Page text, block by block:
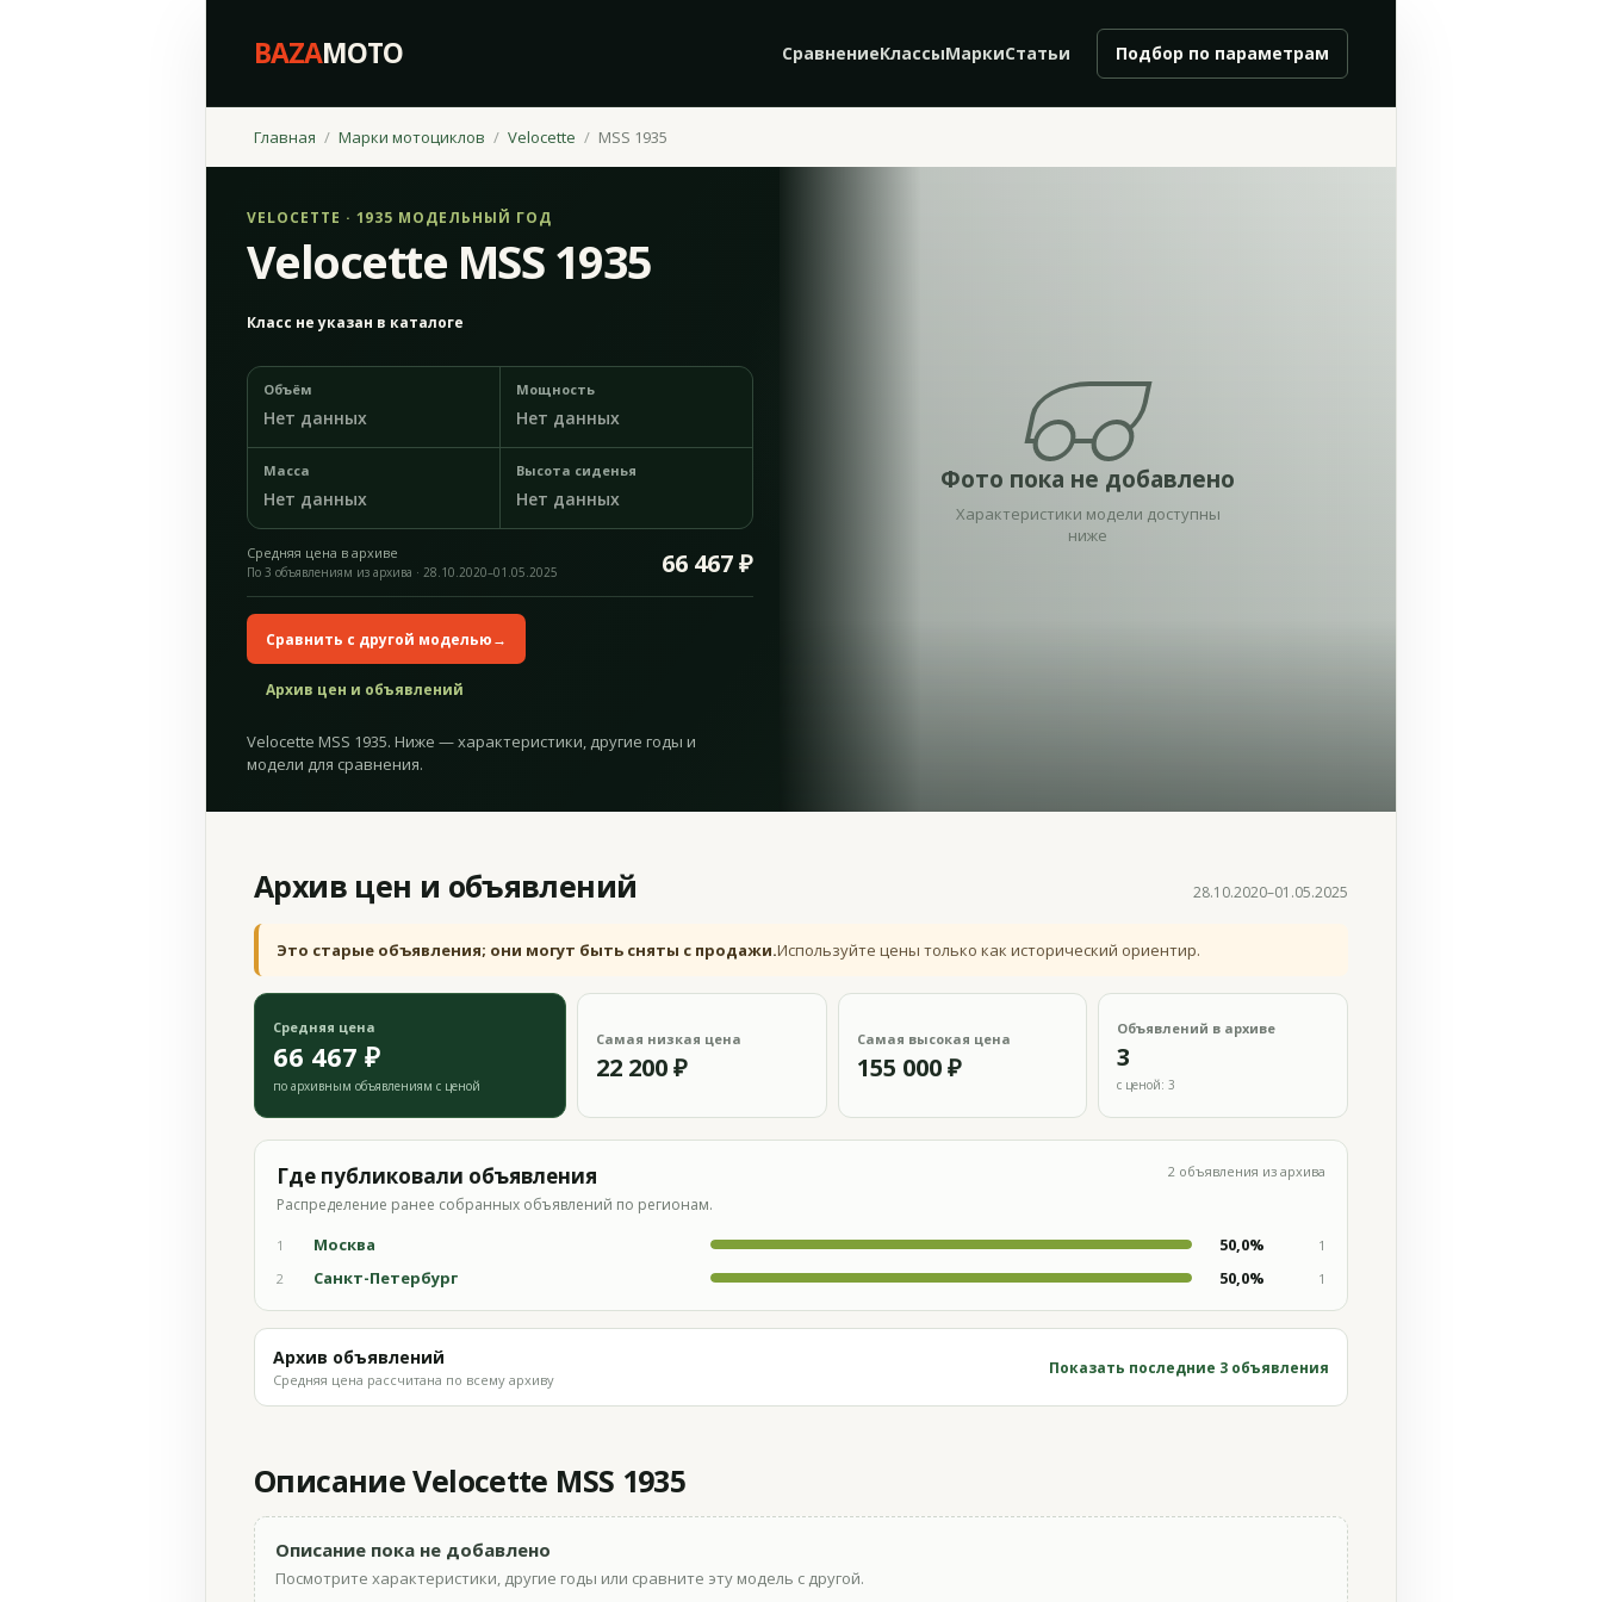
BAZAMOTO СравнениеКлассыМаркиСтатьи Подбор по параметрам
Главная Марки мотоциклов Velocette MSS 1935
VELOCETTE · 1935 МОДЕЛЬНЫЙ ГОД
Velocette MSS 1935
Класс не указан в каталоге
Фото пока не добавлено
Характеристики модели доступны
ниже
Объём
Нет данных
Мощность
Нет данных
Масса
Нет данных
Высота сиденья
Нет данных
Средняя цена в архиве 66 467 ₽
По 3 объявлениям из архива · 28.10.2020–01.05.2025
Сравнить с другой моделью→
Архив цен и объявлений
Velocette MSS 1935. Ниже — характеристики, другие годы и
модели для сравнения.
Архив цен и объявлений 28.10.2020–01.05.2025
Это старые объявления; они могут быть сняты с продажи.Используйте цены только как исторический ориентир.
Средняя цена
66 467 ₽
по архивным объявлениям с ценой
Самая низкая цена
22 200 ₽
Самая высокая цена
155 000 ₽
Объявлений в архиве
3
с ценой: 3
Где публиковали объявления
Распределение ранее собранных объявлений по регионам.
2 объявления из архива
1 Москва 50,0%
1
2
Санкт-Петербург 50,0% 1
Архив объявлений
Средняя цена рассчитана по всему архиву
Показать последние 3 объявления
Описание Velocette MSS 1935
Описание пока не добавлено
Посмотрите характеристики, другие годы или сравните эту модель с другой.